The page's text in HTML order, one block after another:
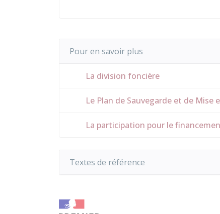
Pour en savoir plus
La division foncière
Le Plan de Sauvegarde et de Mise
La participation pour le
Textes de référence